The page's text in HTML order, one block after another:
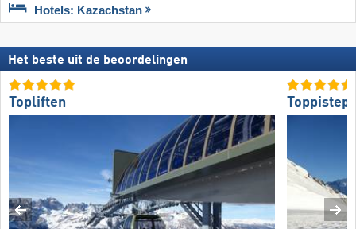
Hotels: Kazachstan
Het beste uit de beoordelingen
Topliften